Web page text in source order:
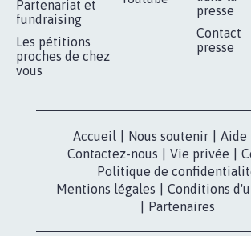
Partenariat et
fundraising
Les pétitions
proches de chez
vous
presse
Contact
presse
Accueil Nous soutenir Aide
Contactez-nous
Vie privée
Politique de
Mentions légales
Conditions
Partenaires